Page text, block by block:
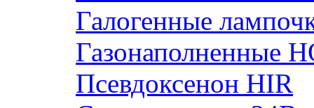
Галогенные
Газонаполненные
Псевдоксенон HIR